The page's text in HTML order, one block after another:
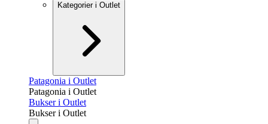
Kategorier i Outlet
Patagonia i Outlet
Patagonia i Outlet
Bukser i Outlet
Bukser i Outlet